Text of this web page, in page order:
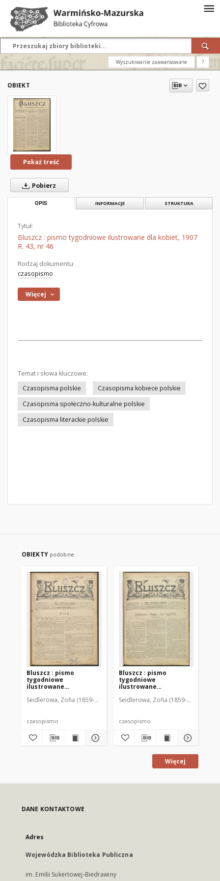
Wyszukiwanie zaawansowane ?
OBIEKT
Pokaż treść
Pobierz
OPIS INFORMACJE STRUKTURA
Tytuł:
Bluszcz : pismo tygodniowe ilustrowane dla kobiet, 1907
R. 43, nr 46
Rodzaj dokumentu:
czasopismo
Więcej
Temat i słowa kluczowe:
Czasopisma polskie
Czasopisma kobiece polskie
Czasopisma społeczno-kulturalne polskie
Czasopisma literackie polskie
OBIEKTY podobne
Bluszcz : pismo
tygodniowe
ilustrowane
kobiecym, 1912 R. 48, nr
Seidlerowa, Zofia (1859-1919). Red. i Wyd.
czasopismo
Bluszcz : pismo
tygodniowe
ilustrowane
kobiecym, 1912 R. 48, nr
Seidlerowa, Zofia (1859-1919). Red.
czasopismo
Więcej
DANE KONTAKTOWE
Adres
Wojewódzka Biblioteka Publiczna
im. Emilii Sukertowej-Biedrawiny